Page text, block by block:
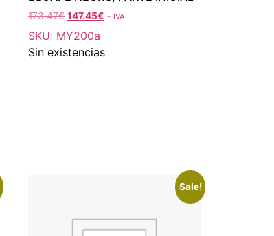
173.47€ 147.45€ + IVA
SKU: MY200a
Sin existencias
Sale!